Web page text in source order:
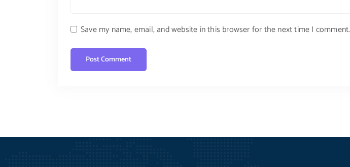
Save my name, email, and website in this browser for the next time I comment.